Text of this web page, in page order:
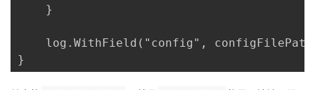
}
log.WithField("config",
}